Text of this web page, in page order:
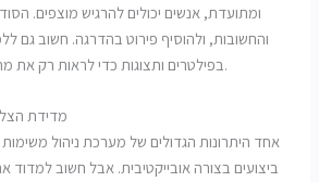
ומתועדת, אנשים יכולים להרגיש מוצפים.
והחשובות, ולהוסיף פירוט בהדרגה. חשוב
בפילטרים ותצוגות כדי לראות רק את מה שרלוונטי להם ברגע נתון.
מדידת
אחד היתרונות הגדולים של מערכת ניהול
ביצועים בצורה אובייקטיבית. אבל חשוב למדוד